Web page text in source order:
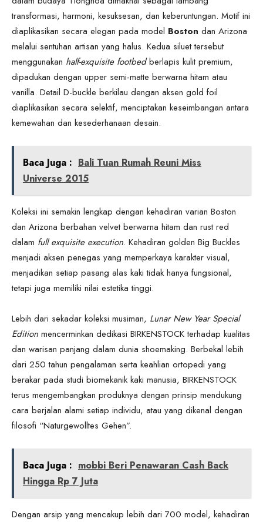
transformasi, harmoni, kesuksesan, dan keberuntungan. Motif ini
diaplikasikan secara elegan pada model Boston dan Arizona
melalui sentuhan artisan yang halus. Kedua siluet tersebut
menggunakan half-exquisite footbedberlapis kulit premium,
dipadukan dengan upper semi-matte berwarna hitam atau
vanilla. Detail D-buckle berkilau dengan aksen gold foil
diaplikasikan secara selektif, menciptakan keseimbangan antara
kemewahan dan kesederhanaan desain.
Baca Juga : Bali Tuan Rumah Reuni Miss
Universe 2015
Koleksi ini semakin lengkap dengan kehadiran varian Boston
dan Arizona berbahan velvet berwarna hitam dan rust red
dalam full exquisite execution. Kehadiran golden Big Buckles
menjadi aksen penegas yang memperkaya karakter visual,
menjadikan setiap pasang alas kaki tidak hanya fungsional,
tetapi juga memiliki nilai estetika tinggi.
Lebih dari sekadar koleksi musiman, Lunar New Year Special
Edition mencerminkan dedikasi BIRKENSTOCK terhadap kualitas
dan warisan panjang dalam dunia shoemaking. Berbekal lebih
dari 250 tahun pengalaman serta keahlian ortopedi yang
berakar pada studi biomekanik kaki manusia, BIRKENSTOCK
terus mengembangkan produknya dengan prinsip mendukung
cara berjalan alami setiap individu, atau yang dikenal dengan
filosofi “Naturgewolltes Gehen”.
Baca Juga : mobbi Beri Penawaran Cash Back
Hingga Rp 7 Juta
Dengan arsip yang mencakup lebih dari 700 model, kehadiran